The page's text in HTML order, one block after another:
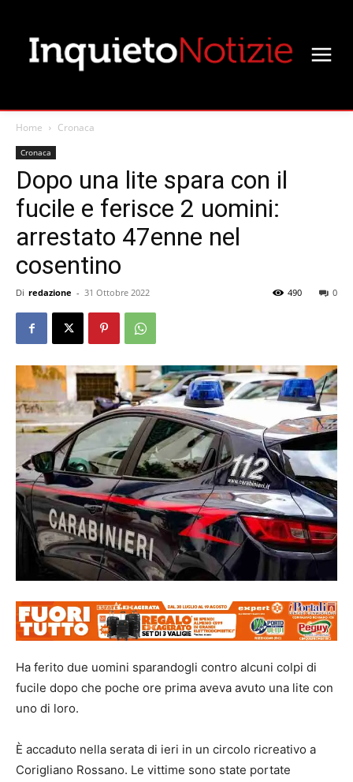
Home Cronaca
Cronaca
Dopo una lite spara con il
fucile e ferisce 2 uomini:
arrestato 47enne nel
cosentino
Di redazione - 31 Ottobre 2022 0
490
Ha ferito due uomini sparandogli contro alcuni colpi di
fucile dopo che poche ore prima aveva avuto una lite con
uno di loro.
È accaduto nella serata di ieri in un circolo ricreativo a
Corigliano Rossano. Le vittime sono state portate